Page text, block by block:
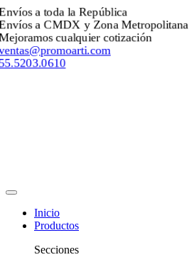
a toda la República
a CMDX y Zona Metropolitana
cualquier cotización
Inicio
Productos
Secciones